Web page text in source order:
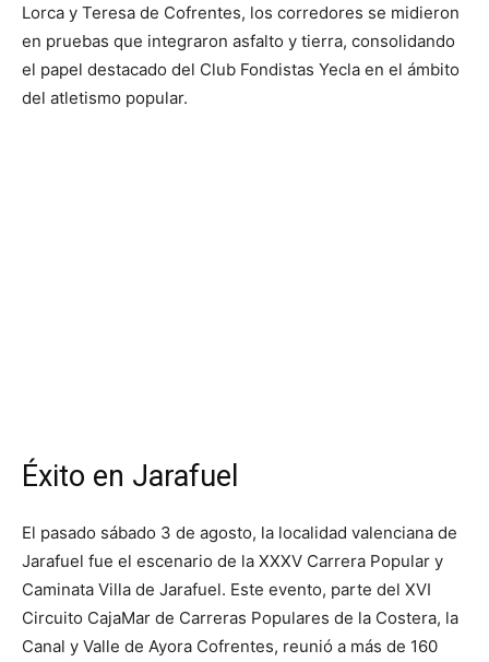
Lorca y Teresa de Cofrentes, los corredores se midieron
en pruebas que integraron asfalto y tierra, consolidando
el papel destacado del Club Fondistas Yecla en el ámbito
del atletismo popular.
Éxito en Jarafuel
El pasado sábado 3 de agosto, la localidad valenciana de
Jarafuel fue el escenario de la XXXV Carrera Popular y
Caminata Villa de Jarafuel. Este evento, parte del XVI
Circuito CajaMar de Carreras Populares de la Costera, la
Canal y Valle de Ayora Cofrentes, reunió a más de 160